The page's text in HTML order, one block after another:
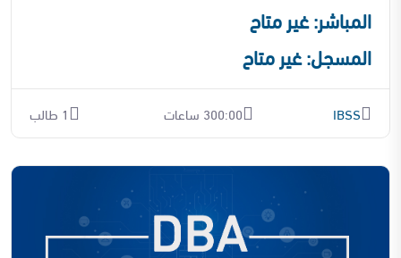
المباشر: غير متاح
المسجل: غير متاح
IBSS 300:00 ساعات 1 طالب